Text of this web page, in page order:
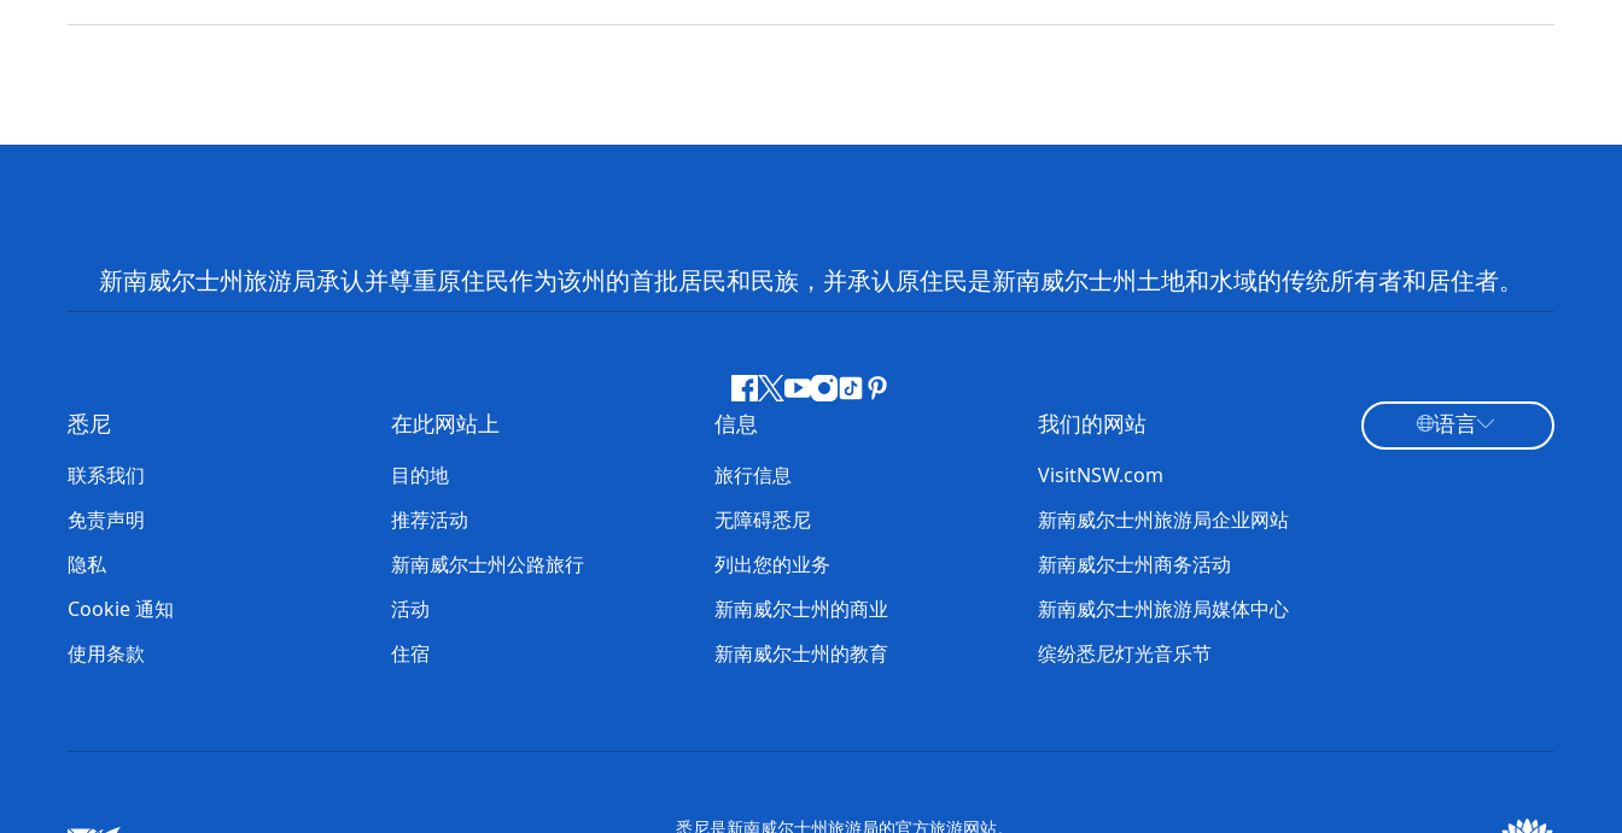
新南威尔士州旅游局承认并尊重原住民作为该州的首批居民和民族，并承认原住民是新南威尔士州土地和水域的传统所有者和居住者。
Facebook
叽
喳
喳
YouTube
Instagram
抖 Pinterest
悉尼
联系我们
免责声明
隐私
Cookie 通知
使用条款
在此网站上
目的地
推荐活动
新南威尔士州公路旅行
活动
住宿
信息
旅行信息
无障碍悉尼
列出您的业务
新南威尔士州的商业
新南威尔士州的教育
我们的网站
VisitNSW.com
新南威尔士州旅游局企业网站
新南威尔士州商务活动
新南威尔士州旅游局媒体中心
缤纷悉尼灯光音乐节
语言
悉尼是新南威尔士州旅游局的官方旅游网站。